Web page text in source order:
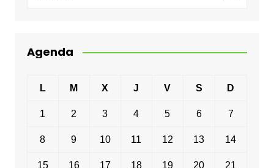
Agenda
L M X J V S D
1 2 3 4 5 6 7
8 9 10 11 12 13 14
15 16 17 18 19 20 21